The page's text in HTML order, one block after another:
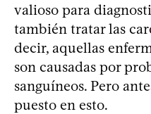
valioso para
también tratar las
decir, aquellas
son causadas por
sanguíneos. Pero
puesto en esto.